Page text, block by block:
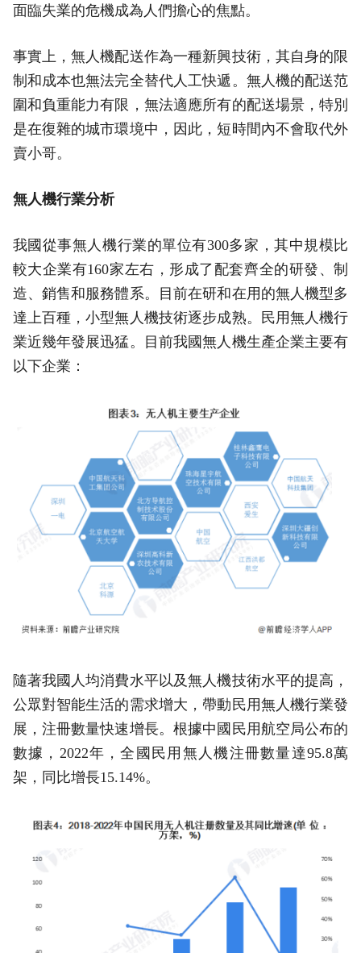
面臨失業的危機成為人們擔心的焦點。
事實上，無人機配送作為一種新興技術，其自身的限
制和成本也無法完全替代人工快遞。無人機的配送范
圍和負重能力有限，無法適應所有的配送場景，特別
是在復雜的城市環境中，因此，短時間內不會取代外
賣小哥。
無人機行業分析
我國從事無人機行業的單位有300多家，其中規模比
較大企業有160家左右，形成了配套齊全的研發、制
造、銷售和服務體系。目前在研和在用的無人機型多
達上百種，小型無人機技術逐步成熟。民用無人機行
業近幾年發展迅猛。目前我國無人機生產企業主要有
以下企業：
隨著我國人均消費水平以及無人機技術水平的提高，
公眾對智能生活的需求增大，帶動民用無人機行業發
展，注冊數量快速增長。根據中國民用航空局公布的
數據，2022年，全國民用無人機注冊數量達95.8萬
架，同比增長15.14%。